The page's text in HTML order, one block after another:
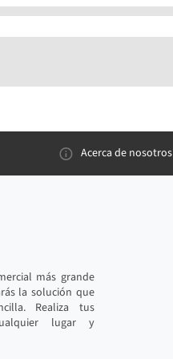
Acerca de nosotros
más grande
la solución que
Realiza tus
lugar y